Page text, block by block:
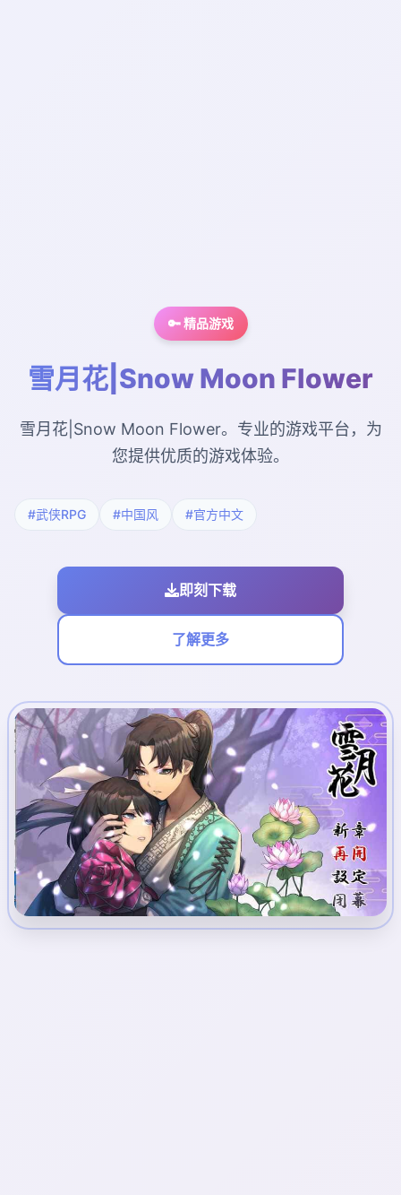
🔑 精品游戏
雪月花|Snow Moon Flower
雪月花|Snow Moon Flower。专业的游戏平台，为
您提供优质的游戏体验。
#武侠RPG #中国风 #官方中文
即刻下载
了解更多